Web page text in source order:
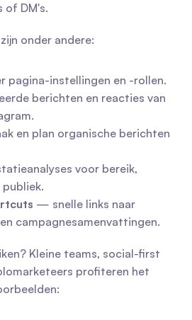
of DM's.
onder andere:
pagina-instellingen en -rollen.
berichten en reacties van
en plan organische berichten
voor bereik,
— snelle links naar
campagnesamenvattingen.
Kleine teams, social-first
profiteren het